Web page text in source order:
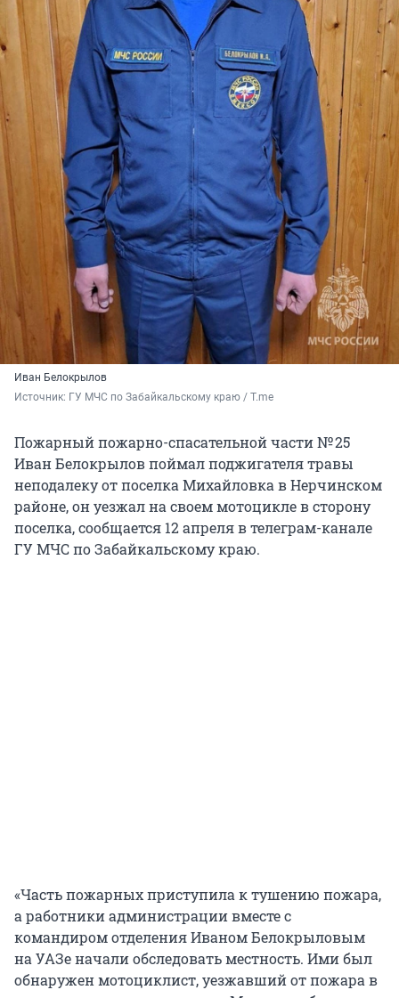
Иван Белокрылов
Источник: ГУ МЧС по Забайкальскому краю / T.me
Пожарный пожарно-спасательной части№ 25
Иван Белокрылов поймал поджигателя травы
неподалеку от поселка Михайловка в Нерчинском
районе, он уезжал на своем мотоцикле в сторону
поселка, сообщается 12 апреля в телеграм-канале
ГУ МЧС по Забайкальскому краю.
«Часть пожарных приступила к тушению пожара,
а работники администрации вместе с
командиром отделения Иваном Белокрыловым
на УАЗе начали обследовать местность. Ими был
обнаружен мотоциклист, уезжавший от пожара в